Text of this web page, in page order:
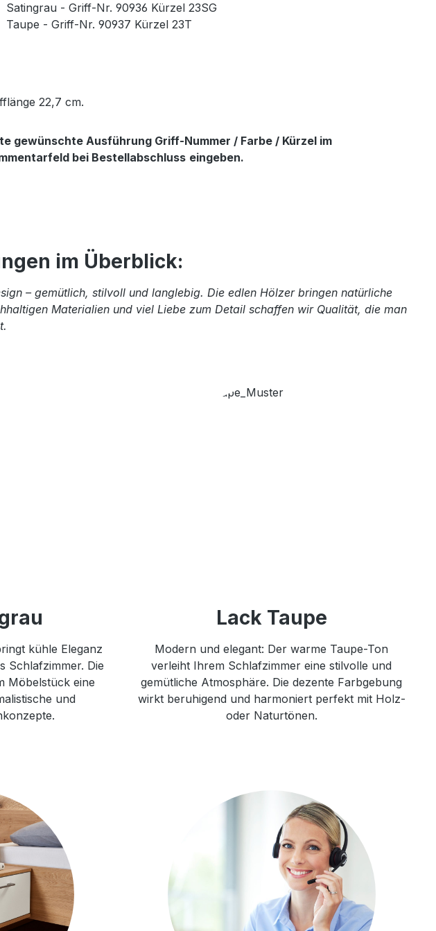
Satingrau - Griff-Nr. 90936 Kürzel 23SG
Taupe - Griff-Nr. 90937 Kürzel 23T
22,7 cm.
gewünschte Ausführung Griff-Nummer / Farbe / Kürzel im
bei Bestellabschluss eingeben.
im Überblick:
– gemütlich, stilvoll und langlebig. Die edlen Hölzer bringen natürliche
Materialien und viel Liebe zum Detail schaffen wir Qualität, die man
kühle Eleganz
Schlafzimmer. Die
Möbelstück eine
und
Lack Taupe
Modern und elegant: Der warme Taupe-Ton
verleiht Ihrem Schlafzimmer eine stilvolle und
gemütliche Atmosphäre. Die dezente Farbgebung
wirkt beruhigend und harmoniert perfekt mit Holz-
oder Naturtönen.